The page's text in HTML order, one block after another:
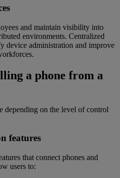
and maintain visibility into
environments. Centralized
device administration and improve
a phone from a
depending on the level of control
features
that connect phones and
users to: